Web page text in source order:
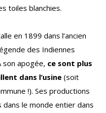
toiles blanchies.
en 1899 dans l’ancien
des Indiennes
son apogée, ce sont plus
dans l’usine(soit
!). Ses productions
le monde entier dans